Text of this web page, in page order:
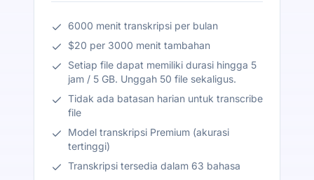
6000 menit transkripsi per bulan
$20 per 3000 menit tambahan
Setiap file dapat memiliki durasi hingga 5
jam / 5 GB. Unggah 50 file sekaligus.
Tidak ada batasan harian untuk transcribe
file
Model transkripsi Premium (akurasi
tertinggi)
Transkripsi tersedia dalam 63 bahasa